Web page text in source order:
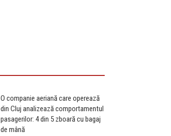
O companie aeriană care operează
din Cluj analizează comportamentul
pasagerilor: 4 din 5 zboară cu bagaj
de mână